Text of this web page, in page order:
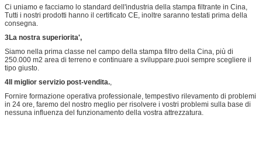
Ci uniamo e facciamo lo standard dell'industria della stampa filtrante in Cina,
Tutti i nostri prodotti hanno il certificato CE, inoltre saranno testati prima della
consegna.
3La nostra superiorita',
Siamo nella prima classe nel campo della stampa filtro della Cina, più di
250.000 m2 area di terreno e continuare a sviluppare.puoi sempre scegliere il
tipo giusto.
4Il miglior servizio post-vendita.,
Fornire formazione operativa professionale, tempestivo rilevamento di problemi
in 24 ore, faremo del nostro meglio per risolvere i vostri problemi sulla base di
nessuna influenza del funzionamento della vostra attrezzatura.